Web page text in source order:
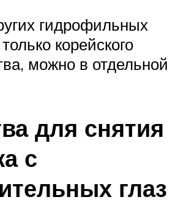
гидрофильных
корейского
можно в отдельной
для снятия
с
глаз